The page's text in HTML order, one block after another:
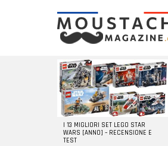
DERNIERS
ARTICLES
I 13 MIGLIORI SET LEGO STAR
WARS [ANNO] – RECENSIONE E
TEST